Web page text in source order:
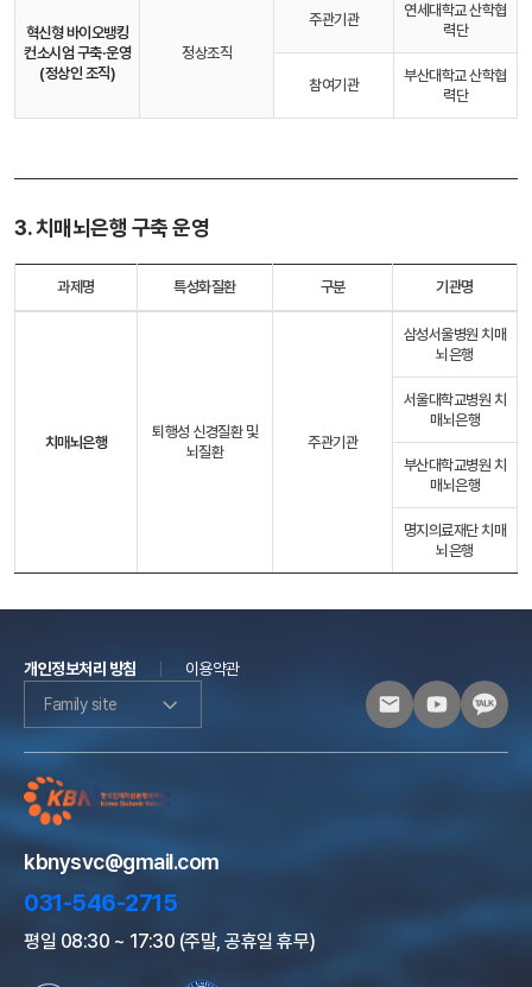
혁신형 바이오뱅킹
컨소시엄 구축·운영
(정상인 조직)
정상조직
주관기관
연세대학교 산학협
력단
참여기관
부산대학교 산학협
력단
3. 치매뇌은행 구축 운영
과제명 특성화질환 구분 기관명
치매뇌은행
퇴행성 신경질환 및
뇌질환
주관기관
삼성서울병원 치매
뇌은행
서울대학교병원 치
매뇌은행
부산대학교병원 치
매뇌은행
명지의료재단 치매
뇌은행
개인정보처리 방침
이용약관
Family site
kbnysvc@gmail.com
031-546-2715
평일 08:30 ~ 17:30 (주말, 공휴일 휴무)